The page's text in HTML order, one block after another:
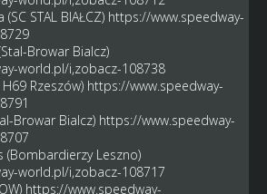
STAL BIAŁCZ) https://www.speedway-
Browar Bialcz)
world.pl/i,zobacz-108738
Rzeszów) https://www.speedway-
Browar Bialcz) https://www.speedway-
(Bombardierzy Leszno)
world.pl/i,zobacz-108717
https://www.speedway-